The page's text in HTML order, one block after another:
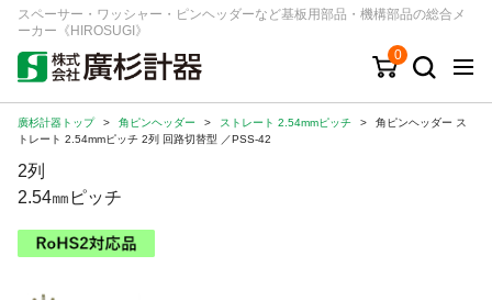
スペーサー・ワッシャー・ピンヘッダーなど基板用部品・機構部品の総合メ
ーカー《HIROSUGI》
0
キーワード 品番/シリーズ
商品カテゴリから探す
ジャンルから探す
シリーズから探す
廣杉計器トップ > 角ピンヘッダー > ストレート 2.54mmピッチ >
角ピンヘッダー ス
トレート 2.54mmピッチ 2列 回路切替型 ／PSS-42
2列
2.54㎜ピッチ